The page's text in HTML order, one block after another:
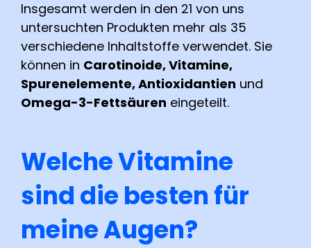
Insgesamt werden in den 21 von uns
untersuchten Produkten mehr als 35
verschiedene Inhaltstoffe verwendet. Sie
können in Carotinoide, Vitamine,
Spurenelemente, Antioxidantien und
Omega-3-Fettsäuren eingeteilt.
Welche Vitamine
sind die besten für
meine Augen?